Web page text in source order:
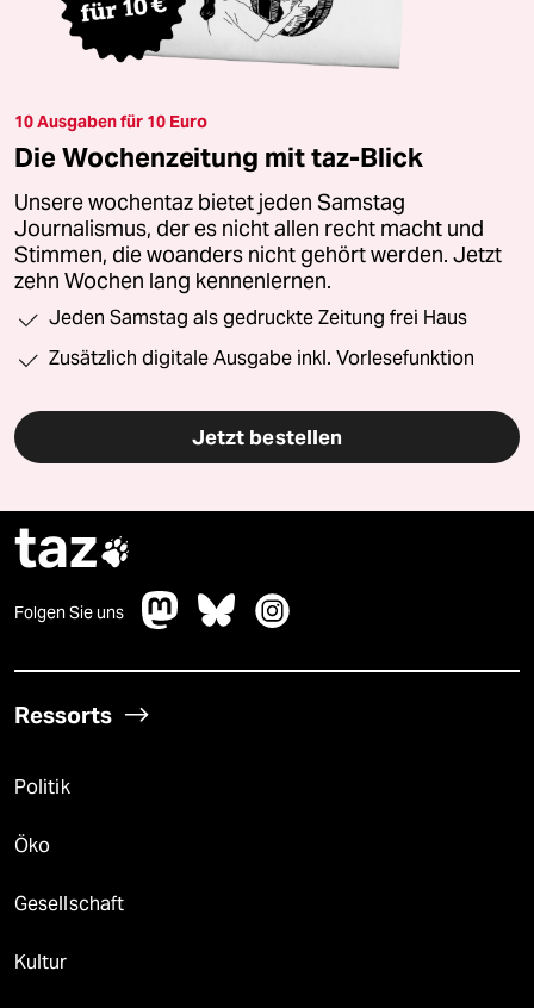
10 Ausgaben für 10 Euro
Die Wochenzeitung mit taz-Blick
Unsere wochentaz bietet jeden Samstag
Journalismus, der es nicht allen recht macht und
Stimmen, die woanders nicht gehört werden. Jetzt
zehn Wochen lang kennenlernen.
Jeden Samstag als gedruckte Zeitung frei Haus
Zusätzlich digitale Ausgabe inkl. Vorlesefunktion
Jetzt bestellen
taz
Folgen Sie uns
Ressorts
Politik
Öko
Gesellschaft
Kultur